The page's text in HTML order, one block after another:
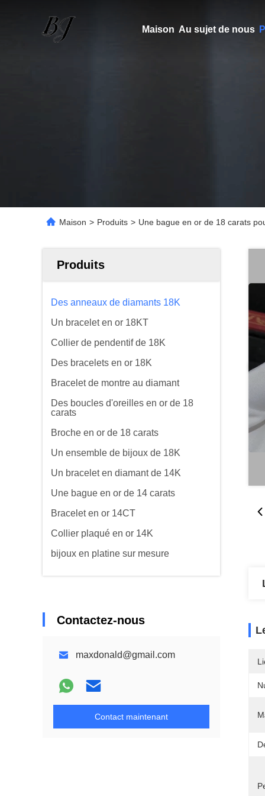
Maison Au sujet de nous
Maison > Produits > Une bague en or de 18 carats
Produits
Des anneaux de diamants 18K
Un bracelet en or 18KT
Collier de pendentif de 18K
Des bracelets en or 18K
Bracelet de montre au diamant
Des boucles d'oreilles en or de 18
carats
Broche en or de 18 carats
Un ensemble de bijoux de 18K
Un bracelet en diamant de 14K
Une bague en or de 14 carats
Bracelet en or 14CT
Collier plaqué en or 14K
bijoux en platine sur mesure
Contactez-nous
maxdonald@gmail.com
Contact maintenant